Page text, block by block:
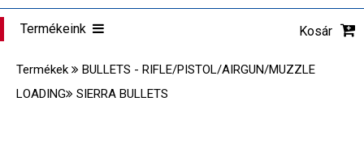
Termékeink Kosár
Termékek
BULLETS - RIFLE/PISTOL/AIRGUN/MUZZLE
LOADING
SIERRA BULLETS